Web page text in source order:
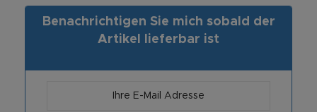
Benachrichtigen Sie mich sobald der
Artikel lieferbar ist